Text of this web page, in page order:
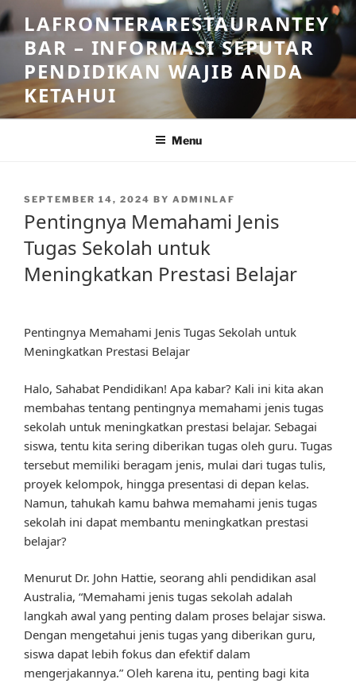
Skip
to
content
LAFRONTERARESTAURANTEY
BAR – INFORMASI SEPUTAR
PENDIDIKAN WAJIB ANDA
KETAHUI
Menu
POSTED
SEPTEMBER 14, 2024 BY ADMINLAF
Pentingnya Memahami Jenis
Tugas Sekolah untuk
Meningkatkan Prestasi Belajar
Pentingnya Memahami Jenis Tugas Sekolah untuk
Meningkatkan Prestasi Belajar
Halo, Sahabat Pendidikan! Apa kabar? Kali ini kita akan
membahas tentang pentingnya memahami jenis tugas
sekolah untuk meningkatkan prestasi belajar. Sebagai
siswa, tentu kita sering diberikan tugas oleh guru. Tugas
tersebut memiliki beragam jenis, mulai dari tugas tulis,
proyek kelompok, hingga presentasi di depan kelas.
Namun, tahukah kamu bahwa memahami jenis tugas
sekolah ini dapat membantu meningkatkan prestasi
belajar?
Menurut Dr. John Hattie, seorang ahli pendidikan asal
Australia, “Memahami jenis tugas sekolah adalah
langkah awal yang penting dalam proses belajar siswa.
Dengan mengetahui jenis tugas yang diberikan guru,
siswa dapat lebih fokus dan efektif dalam
mengerjakannya.” Oleh karena itu, penting bagi kita